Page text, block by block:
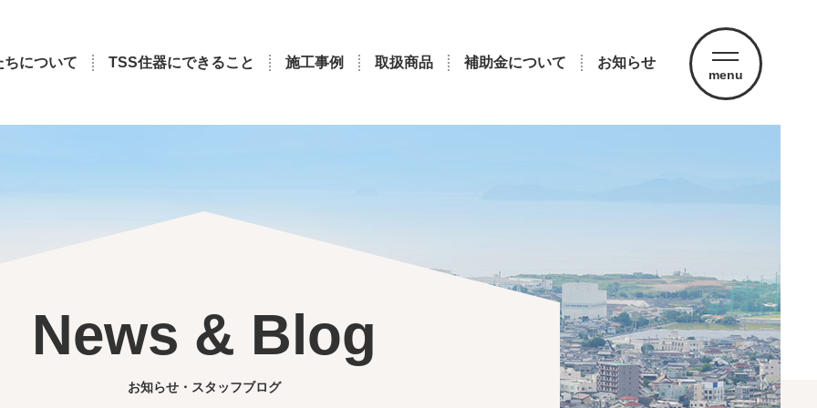
ちについて TSS住器にできること 施工事例 取扱商品 補助金について お知らせ
menu
News & Blog
お知らせ・スタッフブログ